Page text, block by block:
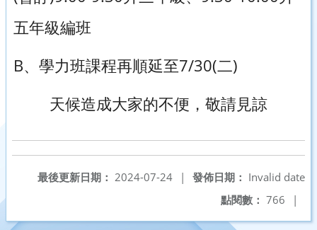
五年級編班
B、學力班課程再順延至7/30(二)
天候造成大家的不便，敬請見諒
發佈日期： Invalid date
最後更新日期： 2024-07-24
|
點閱數： 766 |